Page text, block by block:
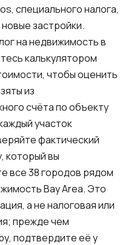
, специального налога,
застройки.
на недвижимость в
калькулятором
, чтобы оценить
из
счёта по объекту
участок
фактический
который вы
все 38 городов рядом
Bay Area. Это
а не налоговая или
прежде чем
подтвердите её у